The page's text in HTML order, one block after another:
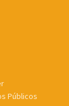
Públicos